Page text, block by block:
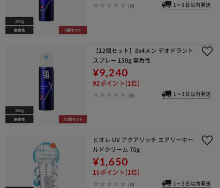
(0) 1～3日以内発送
【12個セット】8x4メン デオドラント
スプレー 150g 無香性
¥9,240
92ポイント(1倍)
(0) 1～3日以内発送
ビオレ UV アクアリッチ エアリーホー
ルドクリーム 70g
¥1,650
16ポイント(1倍)
(0) 1～3日以内発送